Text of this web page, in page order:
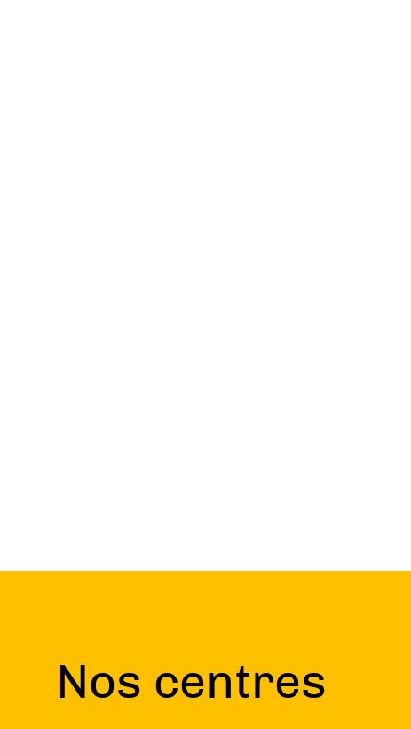
Nos centres